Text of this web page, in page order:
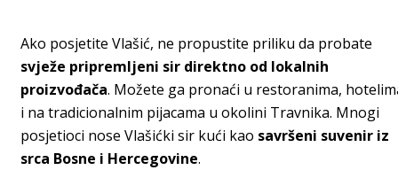
Ako posjetite Vlašić, ne propustite priliku da probate
svježe pripremljeni sir direktno od lokalnih
proizvođača. Možete ga pronaći u restoranima,
i na tradicionalnim pijacama u okolini Travnika. Mnogi
posjetioci nose Vlašićki sir kući kao savršeni suvenir iz
srca Bosne i Hercegovine.